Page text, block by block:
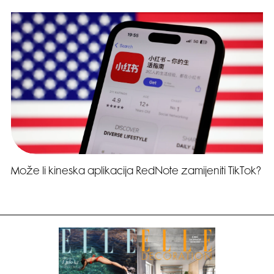
Može li kineska aplikacija RedNote zamijeniti TikTok?